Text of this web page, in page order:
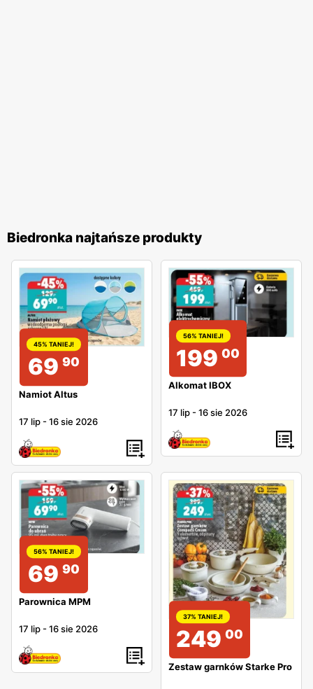
Biedronka najtańsze produkty
45% TANIEJ!
69 90
Namiot Altus
17 lip -16 sie 2026
56% TANIEJ!
199 00
Alkomat IBOX
17 lip -16 sie 2026
56% TANIEJ!
69 90
Parownica MPM
17 lip -16 sie 2026
37% TANIEJ!
249 00
Zestaw garnków Starke Pro